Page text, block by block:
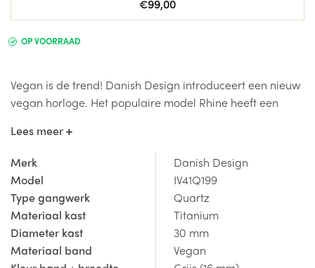
€99,00
OP VOORRAAD
Vegan is de trend! Danish Design introduceert een nieuw
vegan horloge. Het populaire model Rhine heeft een
linnen en microfiber. Dit materiaal voelt heerlijk aan op je
huid en is comfortabel om te dragen. De horlogekast is
gemaakt van titanium. Het horloge zelf is 30 mm breed.
Dit model horloge is verkrijgbaar met een veganistische
band in donkergrijs, blauw of lichtgrijs.
Dit Danish Design uniseks horloge IV41Q199 koop je veilig
en eenvoudig in de online shop. Wil je het horloge eens
Lees meer
Merk
Danish Design
Model
IV41Q199
Type gangwerk
Quartz
Materiaal kast
Titanium
Diameter kast
30 mm
Materiaal band
Vegan